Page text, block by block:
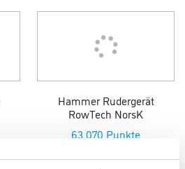
Hammer Rudergerät
RowTech NorsK
63.070 Punkte